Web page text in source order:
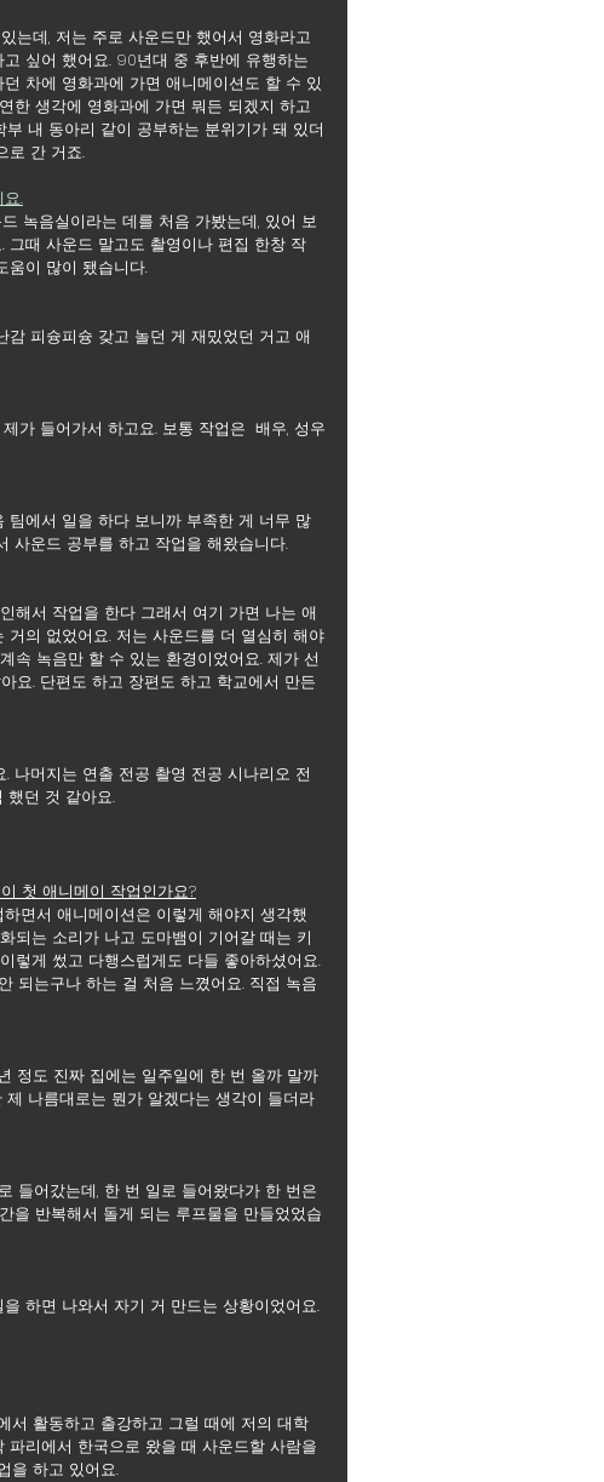
는데, 저는 주로 사운드만 했어서 영화라고
싶어 했어요. 90년대 중 후반에 유행하는
차에 영화과에 가면 애니메이션도 할 수 있
한 생각에 영화과에 가면 뭐든 되겠지 하고
내 동아리 같이 공부하는 분위기가 돼 있더
로 간 거죠.
.
녹음실이라는 데를 처음 가봤는데, 있어 보
그때 사운드 말고도 촬영이나 편집 한창 작
움이 많이 됐습니다.
피슝피슝 갖고 놀던 게 재밌었던 거고 애
가 들어가서 하고요. 보통 작업은  배우, 성우
팀에서 일을 하다 보니까 부족한 게 너무 많
사운드 공부를 하고 작업을 해왔습니다.
해서 작업을 한다 그래서 여기 가면 나는 애
의 없었어요. 저는 사운드를 더 열심히 해야
속 녹음만 할 수 있는 환경이었어요. 제가 선
요. 단편도 하고 장편도 하고 학교에서 만든
나머지는 연출 전공 촬영 전공 시나리오 전
했던 것 같아요.
첫 애니메이 작업인가요?
면서 애니메이션은 이렇게 해야지 생각했
되는 소리가 나고 도마뱀이 기어갈 때는 키
렇게 썼고 다행스럽게도 다들 좋아하셨어요.
되는구나 하는 걸 처음 느꼈어요. 직접 녹음
정도 진짜 집에는 일주일에 한 번 올까 말까
나름대로는 뭔가 알겠다는 생각이 들더라
들어갔는데, 한 번 일로 들어왔다가 한 번은
을 반복해서 돌게 되는 루프물을 만들었었습
하면 나와서 자기 거 만드는 상황이었어요.
서 활동하고 출강하고 그럴 때에 저의 대학
리에서 한국으로 왔을 때 사운드할 사람을
을 하고 있어요.